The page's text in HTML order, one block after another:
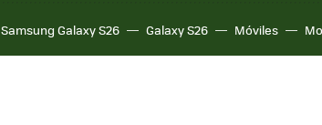
Samsung Galaxy S26 Galaxy S26 Móviles